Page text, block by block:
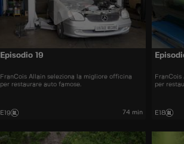
Episodio 19
FranCois Allain seleziona la migliore officina
per restaurare auto famose.
E19 74 min
per
E18